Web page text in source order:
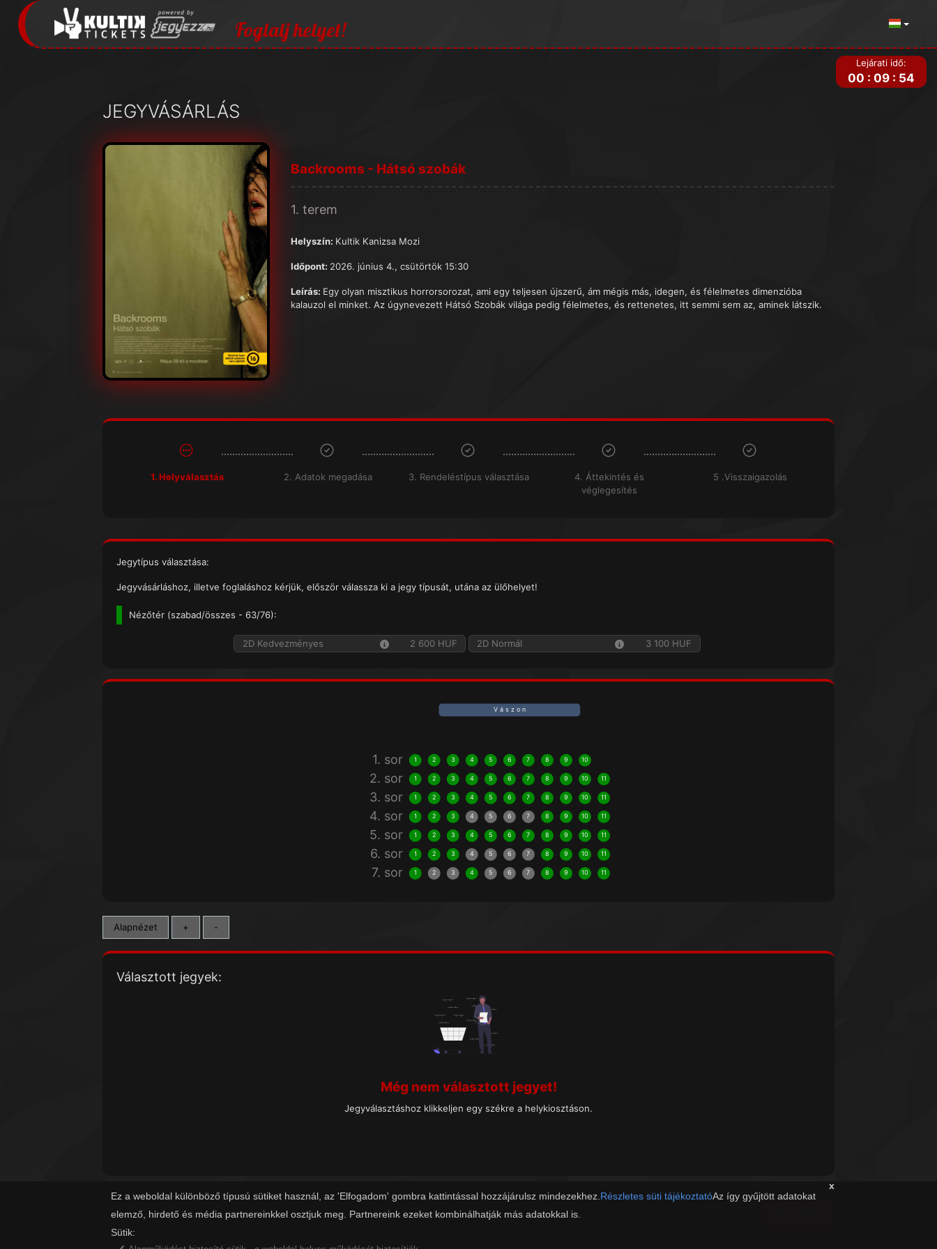
x
Ez a weboldal különböző típusú sütiket használ, az 'Elfogadom' gombra kattintással hozzájárulsz mindezekhez. Részletes süti tájékoztatóAz így gyűjtött adatokat
elemző, hirdető és média partnereinkkel osztjuk meg. Partnereink ezeket kombinálhatják más adatokkal is.
Sütik:
Foglalj helyet!
JEGYVÁSÁRLÁS
Lejárati idő:
00 : 09 : 54
Backrooms - Hátsó szobák
1. terem
Helyszín: Kultik Kanizsa Mozi
Időpont: 2026. június 4., csütörtök 15:30
Leírás: Egy olyan misztikus horrorsorozat, ami egy teljesen újszerű, ám mégis más, idegen, és félelmetes dimenzióba
kalauzol el minket. Az úgynevezett Hátsó Szobák világa pedig félelmetes, és rettenetes, itt semmi sem az, aminek látszik.
1. Helyválasztás 2. Adatok megadása 3. Rendeléstípus választása
4. Áttekintés és
véglegesítés
5 .Visszaigazolás
Jegytípus választása:
Jegyvásárláshoz, illetve foglaláshoz kérjük, először válassza ki a jegy típusát, utána az ülőhelyet!
Nézőtér (szabad/összes - 63/76):
2D Kedvezményes 2 600 HUF 2D Normál 3 100 HUF
V á s z o n
1. sor 1 2 3 4 5 6 7 8 9 10
2. sor 1 2 3 4 5 6 7 8 9 10 11
3. sor 1 2 3 4 5 6 7 8 9 10 11
4. sor 1 2 3 4 5 6 7 8 9 10 11
5. sor 1 2 3 4 5 6 7 8 9 10 11
6. sor 1 2 3 4 5 6 7 8 9 10 11
7. sor 1 2 3 4 5 6 7 8 9 10 11
Alapnézet + -
Választott jegyek:
Még nem választott jegyet!
Jegyválasztáshoz klikkeljen egy székre a helykiosztáson.